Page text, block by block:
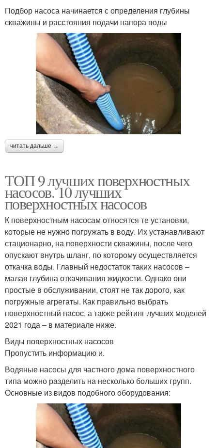
Подбор насоса начинается с определения глубины
скважины и расстояния подачи напора воды
читать дальше →
ТОП 9 лучших поверхностных
насосов. 10 лучших
поверхностных насосов
К поверхностным насосам относятся те установки,
которые не нужно погружать в воду. Их устанавливают
стационарно, на поверхности скважины, после чего
опускают внутрь шланг, по которому осуществляется
откачка воды. Главный недостаток таких насосов –
малая глубина откачивания жидкости. Однако они
простые в обслуживании, стоят не так дорого, как
погружные агрегаты. Как правильно выбрать
поверхностный насос, а также рейтинг лучших моделей
2021 года – в материале ниже.
Виды поверхностных насосов
Пропустить информацию и.
Водяные насосы для частного дома поверхностного
типа можно разделить на несколько больших групп.
Основные из видов подобного оборудования: